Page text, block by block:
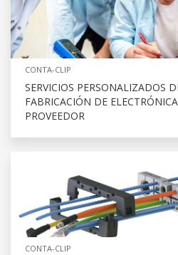
CONTA-CLIP
SERVICIOS PERSONALIZADOS
FABRICACIÓN DE
PROVEEDOR
CONTA-CLIP